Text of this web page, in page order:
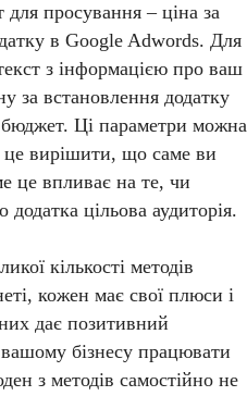
просування – ціна за
в Google Adwords. Для
з інформацією про ваш
за встановлення додатку
Ці параметри можна
це вирішити, що саме ви
це впливає на те, чи
цільова аудиторія.
кількості методів
кожен має свої плюси і
дає позитивний
вашому бізнесу працювати
з методів самостійно не